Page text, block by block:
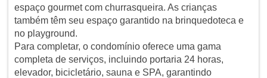
espaço gourmet com churrasqueira. As crianças
também têm seu espaço garantido na brinquedoteca e
no playground.
Para completar, o condomínio oferece uma gama
completa de serviços, incluindo portaria 24 horas,
elevador, bicicletário, sauna e SPA, garantindo